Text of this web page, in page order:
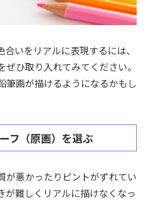
いをリアルに表現するには、
ひ取り入れてみてください。
筆画が描けるようになるかもし
フ（原画）を選ぶ
が悪かったりピントがずれてい
が難しくリアルに描けなくなっ